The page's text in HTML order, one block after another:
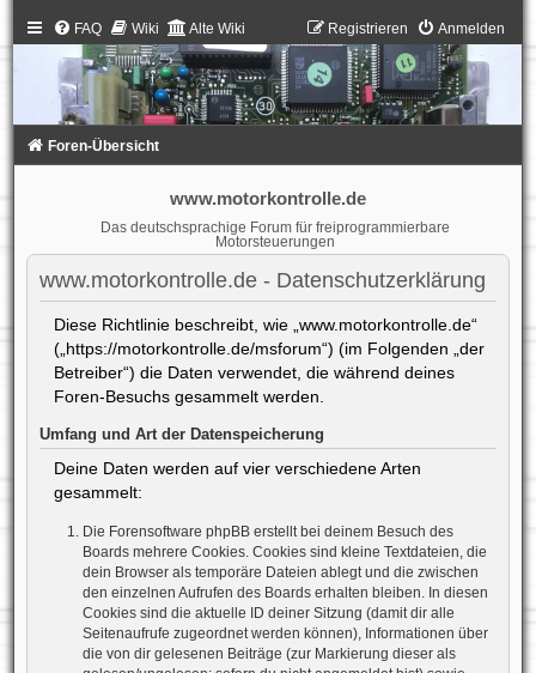
FAQ Wiki Alte Wiki Anmelden
Registrieren
Foren-Übersicht
www.motorkontrolle.de
Das deutschsprachige Forum für freiprogrammierbare
Motorsteuerungen
www.motorkontrolle.de - Datenschutzerklärung
Diese Richtlinie beschreibt, wie „www.motorkontrolle.de“
(„https://motorkontrolle.de/msforum“) (im Folgenden „der
Betreiber“) die Daten verwendet, die während deines
Foren-Besuchs gesammelt werden.
Umfang und Art der Datenspeicherung
Deine Daten werden auf vier verschiedene Arten
gesammelt:
Die Forensoftware phpBB erstellt bei deinem Besuch des
Boards mehrere Cookies. Cookies sind kleine Textdateien, die
dein Browser als temporäre Dateien ablegt und die zwischen
den einzelnen Aufrufen des Boards erhalten bleiben. In diesen
Cookies sind die aktuelle ID deiner Sitzung (damit dir alle
Seitenaufrufe zugeordnet werden können), Informationen über
die von dir gelesenen Beiträge (zur Markierung dieser als